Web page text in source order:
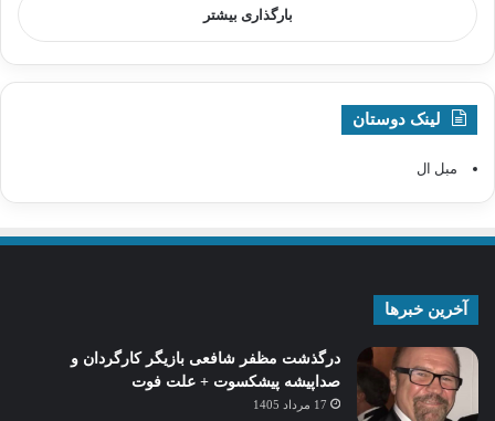
بارگذاری بیشتر
لینک دوستان
مبل ال
آخرین خبرها
درگذشت مظفر شافعی بازیگر کارگردان و
صداپیشه پیشکسوت + علت فوت
17 مرداد 1405